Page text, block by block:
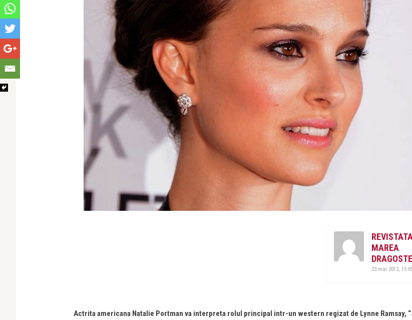
MAREA
DRAGOSTE
23 mai 2012,
Actrita americana Natalie Portman va interpreta rolul principal intr-un western regizat de Lynne Ramsay,